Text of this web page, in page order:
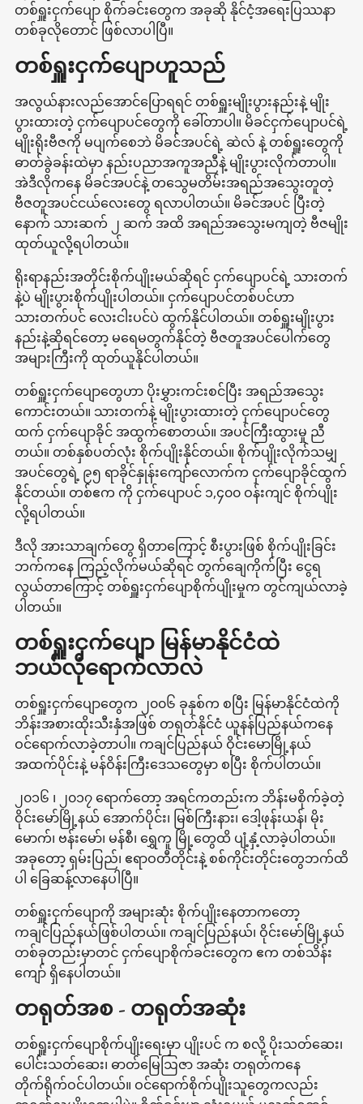
တစ်ရှူးငှက်ပျော စိုက်ခင်းတွေက အခုဆို နိုင်ငံ့အရေးပြဿနာ
တစ်ခုလိုတောင် ဖြစ်လာပါပြီ။
တစ်ရှူးငှက်ပျောဟူသည်
အလွယ်နားလည်အောင်ပြောရရင် တစ်ရှူးမျိုးပွားနည်းနဲ့ မျိုး
ပွားထားတဲ့ ငှက်ပျောပင်တွေကို ခေါ်တာပါ။ မိခင်ငှက်ပျောပင်ရဲ့
မျိုးရိုးဗီဇကို မပျက်စေဘဲ မိခင်အပင်ရဲ့ ဆဲလ် နဲ့ တစ်ရှူးတွေကို
ဓာတ်ခွဲခန်းထဲမှာ နည်းပညာအကူအညီနဲ့ မျိုးပွားလိုက်တာပါ။
အဲဒီလိုကနေ မိခင်အပင်နဲ့ တသွေမတိမ်းအရည်အသွေးတူတဲ့
ဗီဇတူအပင်ငယ်လေးတွေ ရလာပါတယ်။ မိခင်အပင် ပြီးတဲ့
နောက် သားဆက် ၂ ဆက် အထိ အရည်အသွေးမကျတဲ့ ဗီဇမျိုး
ထုတ်ယူလို့ရပါတယ်။
ရိုးရာနည်းအတိုင်းစိုက်ပျိုးမယ်ဆိုရင် ငှက်ပျောပင်ရဲ့ သားတက်
နဲ့ပဲ မျိုးပွားစိုက်ပျိုးပါတယ်။ ငှက်ပျောပင်တစ်ပင်ဟာ
သားတက်ပင် လေးငါးပင်ပဲ ထွက်နိုင်ပါတယ်။ တစ်ရှူးမျိုးပွား
နည်းနဲ့ဆိုရင်တော့ မရေမတွက်နိုင်တဲ့ ဗီဇတူအပင်ပေါက်တွေ
အများကြီးကို ထုတ်ယူနိုင်ပါတယ်။
တစ်ရှူးငှက်ပျောတွေဟာ ပိုးမွှားကင်းစင်ပြီး အရည်အသွေး
ကောင်းတယ်။ သားတက်နဲ့ မျိုးပွားထားတဲ့ ငှက်ပျောပင်တွေ
ထက် ငှက်ပျောခိုင် အထွက်စောတယ်။ အပင်ကြီးထွားမှု ညီ
တယ်။ တစ်နှစ်ပတ်လုံး စိုက်ပျိုးနိုင်တယ်။ စိုက်ပျိုးလိုက်သမျှ
အပင်တွေရဲ့ ၉၅ ရာခိုင်နှုန်းကျော်လောက်က ငှက်ပျောခိုင်ထွက်
နိုင်တယ်။ တစ်ဧက ကို ငှက်ပျောပင် ၁,၄၀၀ ဝန်းကျင် စိုက်ပျိုး
လို့ရပါတယ်။
ဒီလို အားသာချက်တွေ ရှိတာကြောင့် စီးပွားဖြစ် စိုက်ပျိုးခြင်း
ဘက်ကနေ ကြည့်လိုက်မယ်ဆိုရင် တွက်ချေကိုက်ပြီး ငွေရ
လွယ်တာကြောင့် တစ်ရှူးငှက်ပျောစိုက်ပျိုးမှုက တွင်ကျယ်လာခဲ့
ပါတယ်။
တစ်ရှူးငှက်ပျော မြန်မာနိုင်ငံထဲ
ဘယ်လိုရောက်လာလဲ
တစ်ရှူးငှက်ပျောတွေက ၂၀၀၆ ခုနှစ်က စပြီး မြန်မာနိုင်ငံထဲကို
ဘိန်းအစားထိုးသီးနှံအဖြစ် တရုတ်နိုင်ငံ ယူနန်ပြည်နယ်ကနေ
ဝင်ရောက်လာခဲ့တာပါ။ ကချင်ပြည်နယ် ဝိုင်းမောမြို့နယ်
အထက်ပိုင်းနဲ့ မန်ဝိန်းကြီးဒေသတွေမှာ စပြီး စိုက်ပါတယ်။
၂၀၁၆ ၊ ၂၀၁၇ ရောက်တော့ အရင်ကတည်းက ဘိန်းမစိုက်ခဲ့တဲ့
ဝိုင်းမော်မြို့နယ် အောက်ပိုင်း၊ မြစ်ကြီးနား၊ ဒေါ့ဖုန်းယန်၊ မိုး
မောက်၊ ဗန်းမော်၊ မန်စီ၊ ရွှေကူ မြို့တွေထိ ပျံ့နှံ့လာခဲ့ပါတယ်။
အခုတော့ ရှမ်းပြည်၊ ဧရာဝတီတိုင်းနဲ့ စစ်ကိုင်းတိုင်းတွေဘက်ထိ
ပါ ခြေဆန့်လာနေပါပြီ။
တစ်ရှူးငှက်ပျောကို အများဆုံး စိုက်ပျိုးနေတာကတော့
ကချင်ပြည်နယ်ဖြစ်ပါတယ်။ ကချင်ပြည်နယ်၊ ဝိုင်းမော်မြို့နယ်
တစ်ခုတည်းမှာတင် ငှက်ပျောစိုက်ခင်းတွေက ဧက တစ်သိန်း
ကျော် ရှိနေပါတယ်။
တရုတ်အစ - တရုတ်အဆုံး
တစ်ရှူးငှက်ပျောစိုက်ပျိုးရေးမှာ ပျိုးပင် က စလို့ ပိုးသတ်ဆေး၊
ပေါင်းသတ်ဆေး၊ ဓာတ်မြေဩဇာ အဆုံး တရုတ်ကနေ
တိုက်ရိုက်ဝင်ပါတယ်။ ဝင်ရောက်စိုက်ပျိုးသူတွေကလည်း